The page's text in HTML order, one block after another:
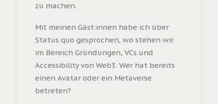
zu machen.
Mit meinen Gäst:innen habe ich über
Status quo gesprochen, wo stehen wir
im Bereich Gründungen, VCs und
Accessibility von Web3. Wer hat bereits
einen Avatar oder ein Metaverse
betreten?